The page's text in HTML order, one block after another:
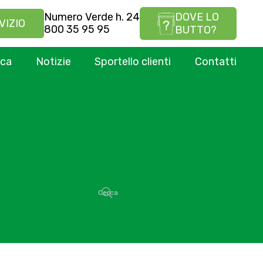
Numero Verde h. 24
800 35 95 95
DOVE LO
BUTTO?
Notizie Sportello clienti Contatti